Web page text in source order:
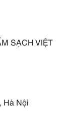
SẠCH VIỆT
Hà Nội